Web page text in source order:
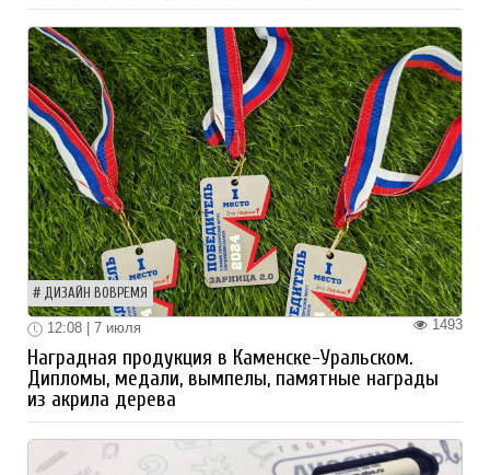
ДИЗАЙН ВОВРЕМЯ
1493
12:08 | 7 июля
Наградная продукция в Каменске-Уральском.
Дипломы, медали, вымпелы, памятные награды
из акрила дерева